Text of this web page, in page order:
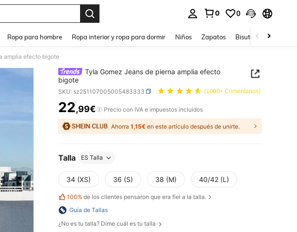
0 0
Ropa para hombre Ropa interior y ropa para dormir Niños Zapatos Bisutería Y
amplia efecto bigote
Tyla Gomez Jeans de pierna amplia efecto
bigote
SKU: sz251107005005483333 (1000+ Comentarios)
PRICE AND AVAILABILITY
22,99€ Precio con IVA e impuestos incluidos
Ahorra 1,15€ en este artículo después de unirte.
Talla ES Talla
34 (XS) 36 (S) 38 (M) 40/42 (L)
100% de los clientes pensaron que era fiel a la talla.
Guía de Tallas
¿No es tu talla? Dime cuál es tu talla